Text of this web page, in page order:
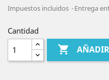
Impuestos incluidos Entrega
Cantidad
